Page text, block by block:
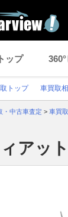
トップ
トップ 車買取
・中古車査定 > 車買
アッ